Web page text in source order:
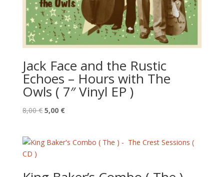
Jack Face and the Rustic
Echoes – Hours with The
Owls ( 7″ Vinyl EP )
8,00€ Le
était :
5,00 €Le
est :